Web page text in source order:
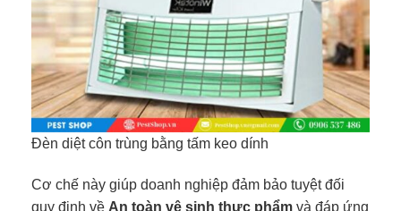
Đèn diệt côn trùng bằng tấm keo dính
Cơ chế này giúp doanh nghiệp đảm bảo tuyệt đối
quy định về An toàn vệ sinh thực phẩm và đáp ứng